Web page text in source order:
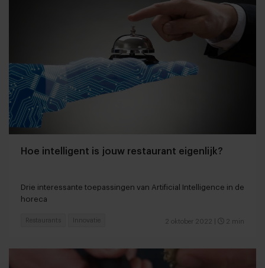
Hoe intelligent is jouw restaurant eigenlijk?
Drie interessante toepassingen van Artificial Intelligence in de
horeca
2 oktober 2022 2 min
Restaurants Innovatie